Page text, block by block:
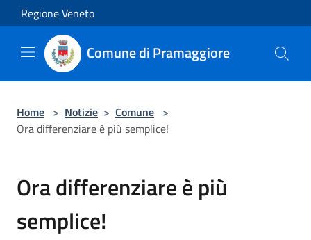
Salta al contenuto principale
Regione Veneto
Comune di Pramaggiore
Home > Notizie > Comune >
Ora differenziare è più semplice!
Ora differenziare è più
semplice!